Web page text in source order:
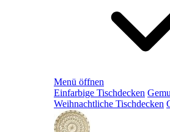
Menü öffnen
Einfarbige Tischdecken
Weihnachtliche Tischdecken